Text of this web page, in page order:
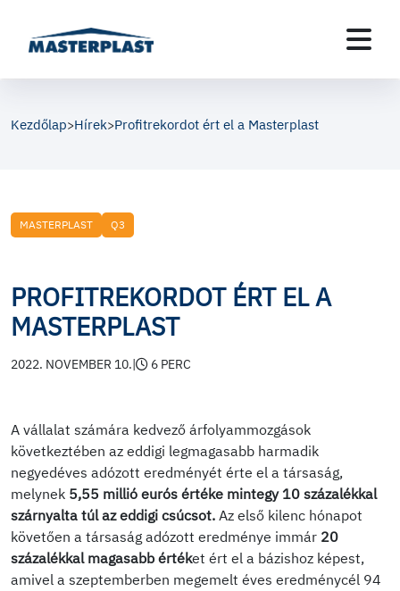
Kezdőlap>Hírek>Profitrekordot ért el a Masterplast
MASTERPLAST Q3
PROFITREKORDOT ÉRT EL A
MASTERPLAST
2022. NOVEMBER 10.| 6 PERC
A vállalat számára kedvező árfolyammozgások
következtében az eddigi legmagasabb harmadik
negyedéves adózott eredményét érte el a társaság,
melynek 5,55 millió eurós értéke mintegy 10 százalékkal
szárnyalta túl az eddigi csúcsot. Az első kilenc hónapot
követően a társaság adózott eredménye immár 20
százalékkal magasabb értéket ért el a bázishoz képest,
amivel a szeptemberben megemelt éves eredménycél 94